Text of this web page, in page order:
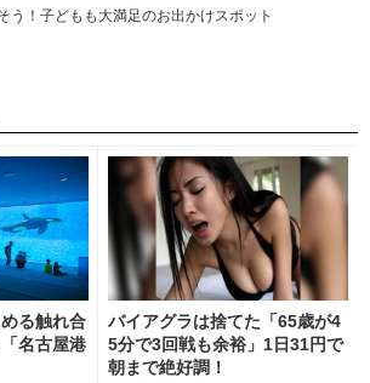
う！子どもも大満足のお出かけスポット
る触れ合
名古屋港
バイアグラは捨てた「65歳が4
5分で3回戦も余裕」1日31円で
朝まで絶好調！